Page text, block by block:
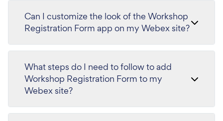
Can I customize the look of the Workshop
Registration Form app on my Webex site?
What steps do I need to follow to add
Workshop Registration Form to my
Webex site?